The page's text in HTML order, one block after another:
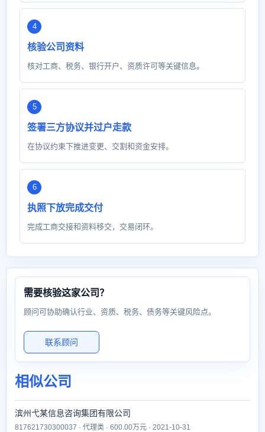
核验公司资料
核对工商、税务、银行开户、资质许可等关键信息。
签署三方协议并过户走款
在协议约束下推进变更、交割和资金安排。
执照下放完成交付
完成工商交接和资料移交，交易闭环。
需要核验这家公司？
顾问可协助确认行业、资质、税务、债务等关键风险点。
联系顾问
相似公司
滨州弋某信息咨询集团有限公司
817621730300037 · 代理类 · 600.00万元 · 2021-10-31